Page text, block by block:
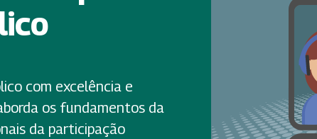
com excelência e
os fundamentos da
da participação